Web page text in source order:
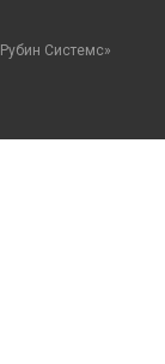
Рубин Системс»